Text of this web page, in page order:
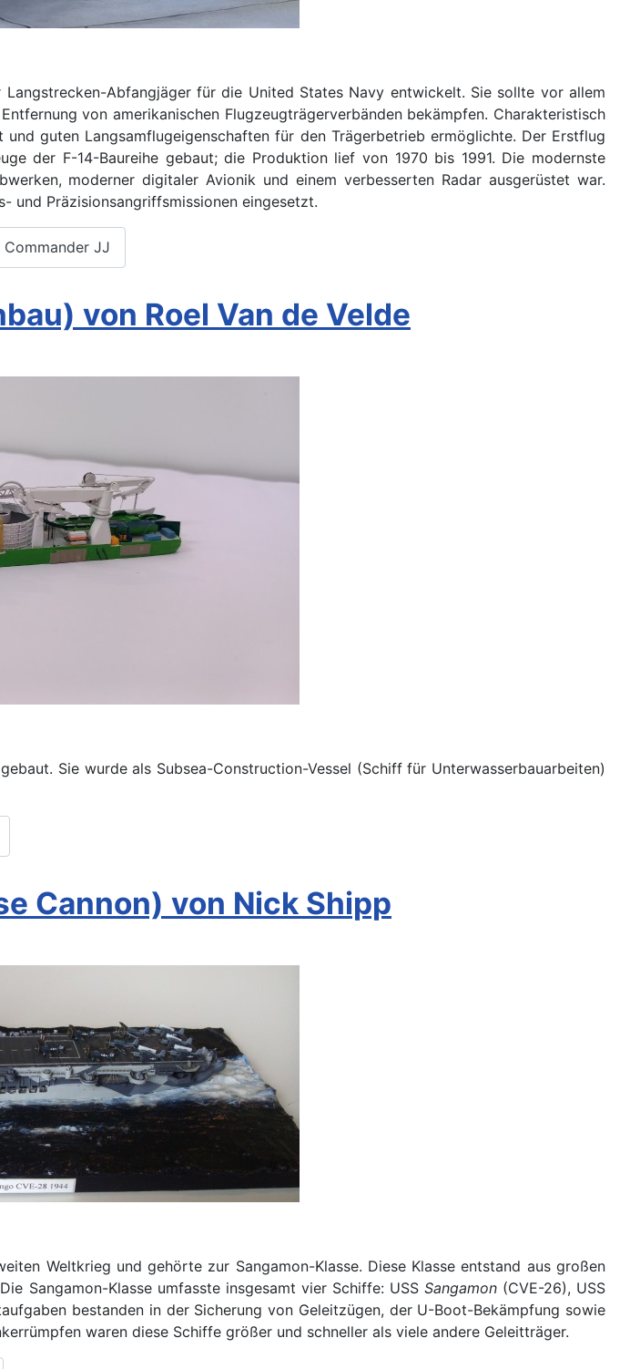
Abfangjäger für die United States Navy entwickelt. Sie sollte vor allem
von amerikanischen Flugzeugträgerverbänden bekämpfen. Charakteristisch
guten Langsamflugeigenschaften für den Trägerbetrieb ermöglichte. Der Erstflug
der F-14-Baureihe gebaut; die Produktion lief von 1970 bis 1991. Die modernste
moderner digitaler Avionik und einem verbesserten Radar ausgerüstet war.
und Präzisionsangriffsmissionen eingesetzt.
JJ
von Roel Van de Velde
Sie wurde als Subsea-Construction-Vessel (Schiff für Unterwasserbauarbeiten)
Cannon) von Nick Shipp
Weltkrieg und gehörte zur Sangamon-Klasse. Diese Klasse entstand aus großen
Sangamon-Klasse umfasste insgesamt vier Schiffe: USS Sangamon(CVE-26), USS
bestanden in der Sicherung von Geleitzügen, der U-Boot-Bekämpfung sowie
waren diese Schiffe größer und schneller als viele andere Geleitträger.